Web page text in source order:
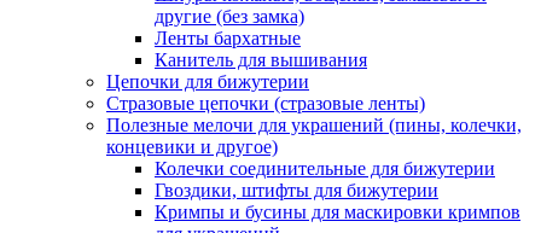
другие (без замка)
Ленты бархатные
Канитель для вышивания
Цепочки для бижутерии
Стразовые цепочки (стразовые ленты)
Полезные мелочи для украшений (пины, колечки,
концевики и другое)
Колечки соединительные для бижутерии
Гвоздики, штифты для бижутерии
Кримпы и бусины для маскировки кримпов